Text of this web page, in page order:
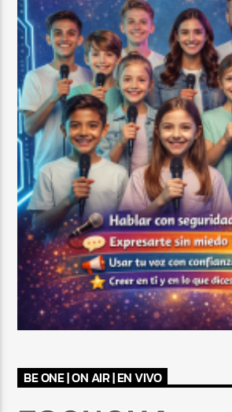
BE ONE | ON AIR | EN VIVO